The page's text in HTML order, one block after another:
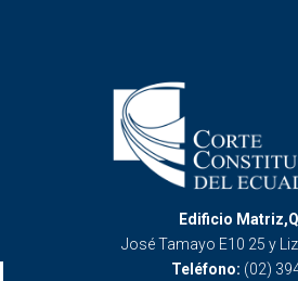
Edificio
José Tamayo E10 25 y
Teléfono: (02)